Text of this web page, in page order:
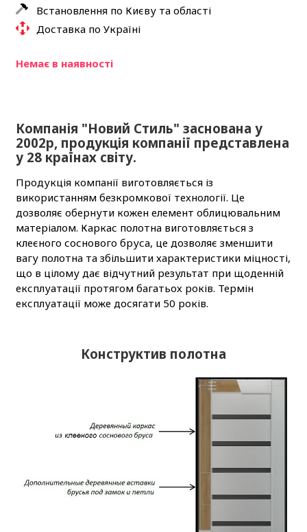
Встановлення по Києву та області
Доставка по Україні
Немає в наявності
Компанія "Новий Стиль" заснована у
2002р, продукція компанії представлена
у 28 країнах світу.
Продукція компанії виготовляється із
використанням безкромкової технології. Це
дозволяє обернути кожен елемент облицювальним
матеріалом. Каркас полотна виготовляється з
клеєного соснового бруса, це дозволяє зменшити
вагу полотна та збільшити характеристики міцності,
що в цілому дає відчутний результат при щоденній
експлуатації протягом багатьох років. Термін
експлуатації може досягати 50 років.
Конструктив полотна